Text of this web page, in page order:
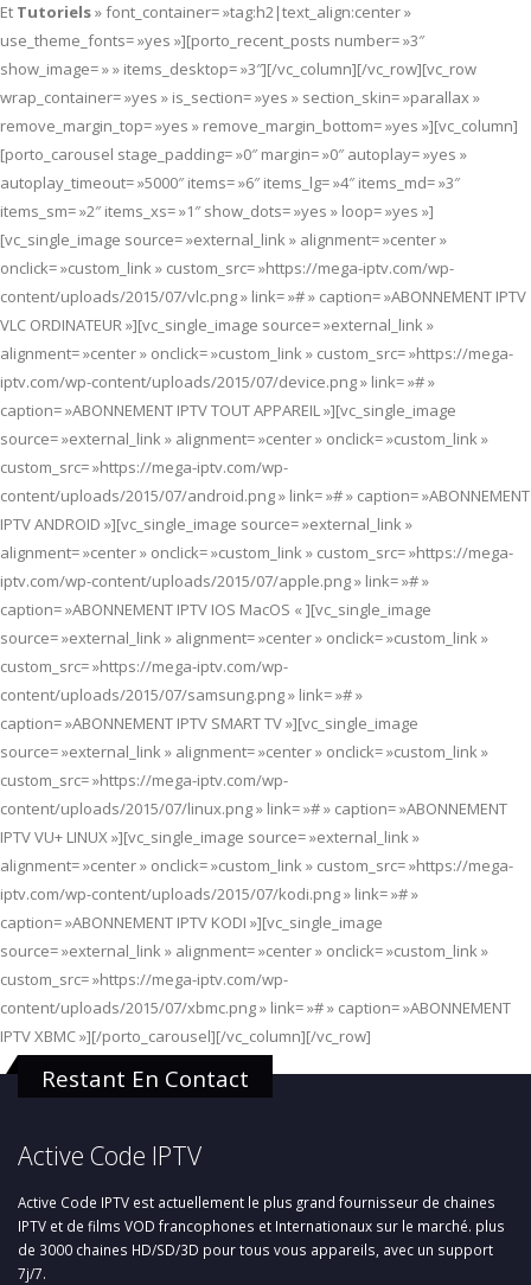
Et Tutoriels» font_container= »tag:h2|text_align:center »
use_theme_fonts= »yes »][porto_recent_posts number= »3″
show_image= » » items_desktop= »3″][/vc_column][/vc_row][vc_row
wrap_container= »yes » is_section= »yes » section_skin= »parallax »
remove_margin_top= »yes » remove_margin_bottom= »yes »][vc_column]
[porto_carousel stage_padding= »0″ margin= »0″ autoplay= »yes »
autoplay_timeout= »5000″ items= »6″ items_lg= »4″ items_md= »3″
items_sm= »2″ items_xs= »1″ show_dots= »yes » loop= »yes »]
[vc_single_image source= »external_link » alignment= »center »
onclick= »custom_link » custom_src= »https://mega-iptv.com/wp-
content/uploads/2015/07/vlc.png » link= »# » caption= »ABONNEMENT IPTV
VLC ORDINATEUR »][vc_single_image source= »external_link »
alignment= »center » onclick= »custom_link » custom_src= »https://mega-
iptv.com/wp-content/uploads/2015/07/device.png » link= »# »
caption= »ABONNEMENT IPTV TOUT APPAREIL »][vc_single_image
source= »external_link » alignment= »center » onclick= »custom_link »
custom_src= »https://mega-iptv.com/wp-
content/uploads/2015/07/android.png » link= »# » caption= »ABONNEMENT
IPTV ANDROID »][vc_single_image source= »external_link »
alignment= »center » onclick= »custom_link » custom_src= »https://mega-
iptv.com/wp-content/uploads/2015/07/apple.png » link= »# »
caption= »ABONNEMENT IPTV IOS MacOS « ][vc_single_image
source= »external_link » alignment= »center » onclick= »custom_link »
custom_src= »https://mega-iptv.com/wp-
content/uploads/2015/07/samsung.png » link= »# »
caption= »ABONNEMENT IPTV SMART TV »][vc_single_image
source= »external_link » alignment= »center » onclick= »custom_link »
custom_src= »https://mega-iptv.com/wp-
content/uploads/2015/07/linux.png » link= »# » caption= »ABONNEMENT
IPTV VU+ LINUX »][vc_single_image source= »external_link »
alignment= »center » onclick= »custom_link » custom_src= »https://mega-
iptv.com/wp-content/uploads/2015/07/kodi.png » link= »# »
caption= »ABONNEMENT IPTV KODI »][vc_single_image
source= »external_link » alignment= »center » onclick= »custom_link »
custom_src= »https://mega-iptv.com/wp-
content/uploads/2015/07/xbmc.png » link= »# » caption= »ABONNEMENT
IPTV XBMC »][/porto_carousel][/vc_column][/vc_row]
Restant En Contact
Active Code IPTV
Active Code IPTV est actuellement le plus grand fournisseur de chaines
IPTV et de films VOD francophones et Internationaux sur le marché. plus
de 3000 chaines HD/SD/3D pour tous vous appareils, avec un support
7j/7.